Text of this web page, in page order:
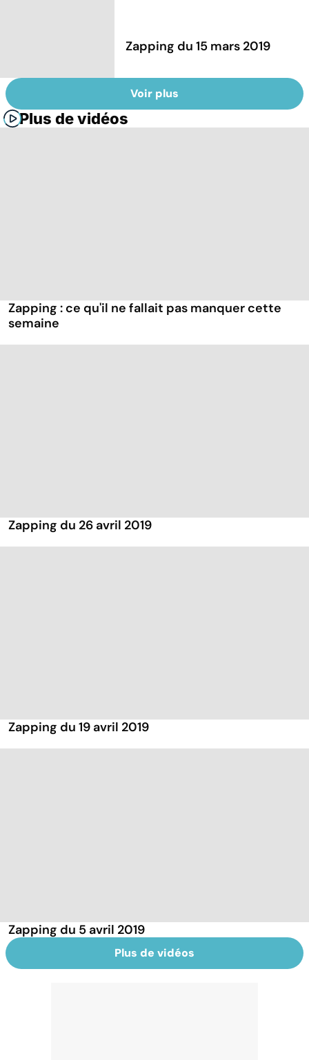
Zapping du 15 mars 2019
Voir plus
Plus de vidéos
Zapping : ce qu'il ne fallait pas manquer cette
semaine
Zapping du 26 avril 2019
Zapping du 19 avril 2019
Zapping du 5 avril 2019
Plus de vidéos